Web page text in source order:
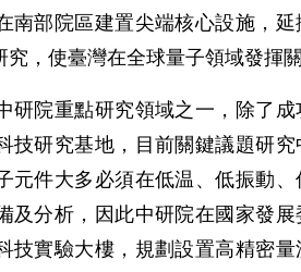
南部院區建置尖端核心設施，
，使臺灣在全球量子領域發揮關
研院重點研究領域之一，除了
技研究基地，目前關鍵議題研
元件大多必須在低温、低振動
及分析，因此中研院在國家發展
技實驗大樓，規劃設置高精密